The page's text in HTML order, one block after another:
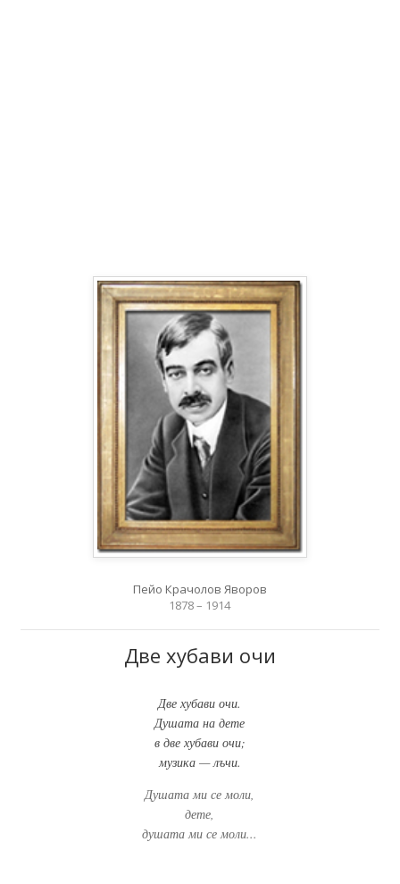
Пейо Крачолов Яворов
1878 – 1914
Две хубави очи
Две хубави очи.
Душата на дете
в две хубави очи;
музика — лъчи.
Душата ми се моли,
дете,
душата ми се моли...